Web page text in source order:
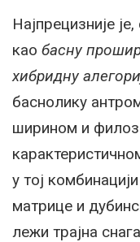
Најпрецизније
као басну
хибридну
баснолику
ширином и
у тој
матрице и
лежи трајна